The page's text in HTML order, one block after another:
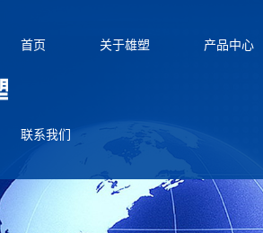
首页 关于雄塑 产品中心
联系我们